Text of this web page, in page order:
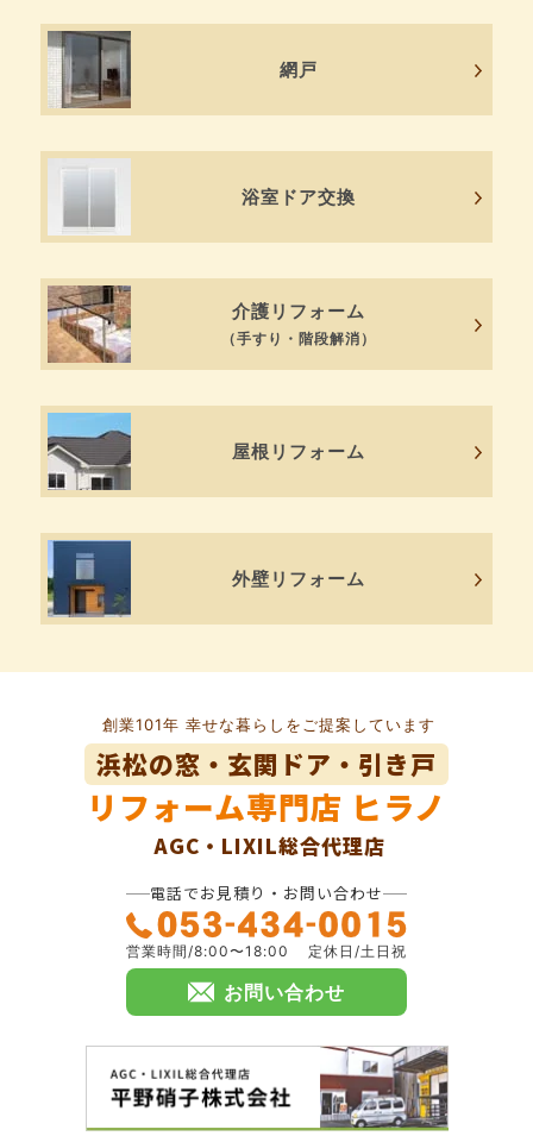
網戸
浴室ドア交換
介護リフォーム
（手すり・階段解消）
屋根リフォーム
外壁リフォーム
創業101年 幸せな暮らしをご提案しています
浜松の窓・玄関ドア・引き戸
リフォーム専門店 ヒラノ
AGC・LIXIL総合代理店
電話でお見積り・お問い合わせ
営業時間/8:00〜18:00 定休日/土日祝
お問い合わせ